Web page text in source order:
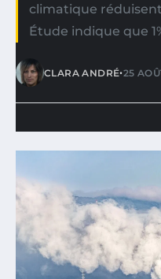
climatique
Étude indique que
CLARA ANDRÉ•25